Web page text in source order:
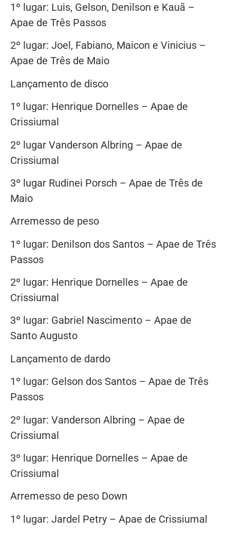
1º lugar: Luis, Gelson, Denilson e Kauã –
Apae de Três Passos
2º lugar: Joel, Fabiano, Maicon e Vinicius –
Apae de Três de Maio
Lançamento de disco
1º lugar: Henrique Dornelles – Apae de
Crissiumal
2º lugar Vanderson Albring – Apae de
Crissiumal
3º lugar Rudinei Porsch – Apae de Três de
Maio
Arremesso de peso
1º lugar: Denilson dos Santos – Apae de Três
Passos
2º lugar: Henrique Dornelles – Apae de
Crissiumal
3º lugar: Gabriel Nascimento – Apae de
Santo Augusto
Lançamento de dardo
1º lugar: Gelson dos Santos – Apae de Três
Passos
2º lugar: Vanderson Albring – Apae de
Crissiumal
3º lugar: Henrique Dornelles – Apae de
Crissiumal
Arremesso de peso Down
1º lugar: Jardel Petry – Apae de Crissiumal